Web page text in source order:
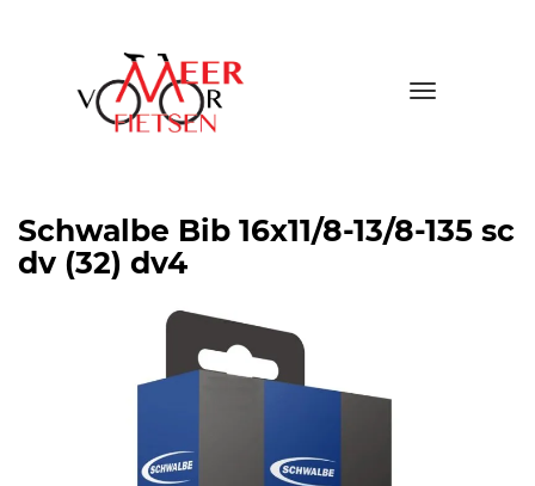
Toggle
Schwalbe Bib 16x11/8-13/8-135 sc
dv (32) dv4